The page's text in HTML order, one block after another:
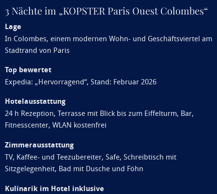
3 Nächte im „KOPSTER Paris Ouest Colombes“
Lage
In Colombes, einem modernen Wohn- und Geschäftsviertel am
Stadtrand von Paris
Top bewertet
Expedia: „Hervorragend“, Stand: Februar 2026
Hotelausstattung
24 h Rezeption, Terrasse mit Blick bis zum Eiffelturm, Bar,
Fitnesscenter, WLAN kostenfrei
Zimmerausstattung
TV, Kaffee- und Teezubereiter, Safe, Schreibtisch mit
Sitzgelegenheit, Bad mit Dusche und Föhn
Kulinarik im Hotel inklusive